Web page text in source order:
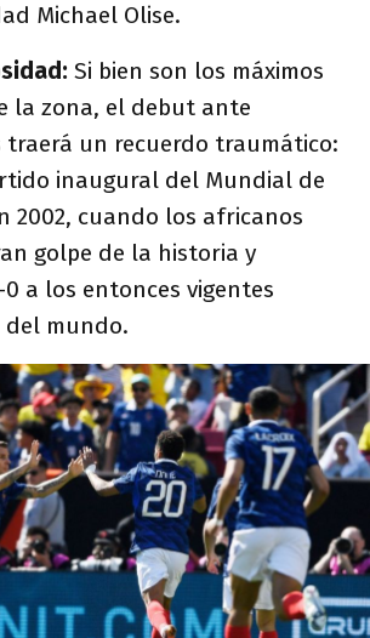
Michael Olise.
Si bien son los máximos
la zona, el debut ante
traerá un recuerdo traumático:
inaugural del Mundial de
2002, cuando los africanos
golpe de la historia y
0 a los entonces vigentes
del mundo.